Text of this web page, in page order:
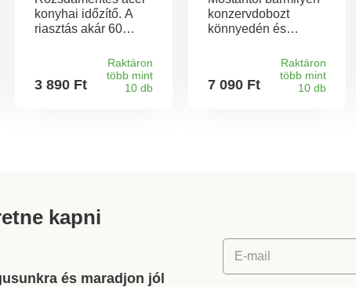
konyhai időzítő. A
riasztás akár 60
Rozsdamentes
acélból készült, ezért
könnyen tisztítható.
3 890 Ft
Raktáron
több mint
10 db
konzervdobozt
könnyedén és
kinyithat - egyetlen
gombnyomással.
Egyszerűen
7 090 Ft
Raktáron
több mint
10 db
kapni
és maradjon jól
E-mail